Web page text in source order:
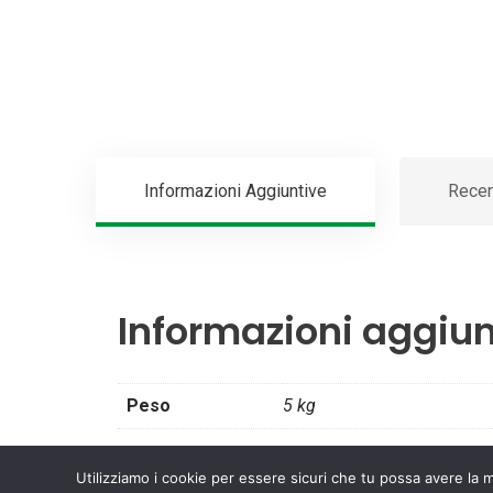
Informazioni Aggiuntive
Informazioni
Peso 5 kg
Utilizziamo i cookie per essere sicuri che tu possa avere